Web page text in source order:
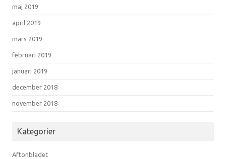
maj 2019
april 2019
mars 2019
februari 2019
januari 2019
december 2018
november 2018
Kategorier
Aftonbladet